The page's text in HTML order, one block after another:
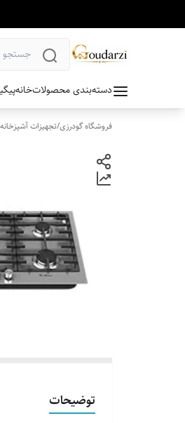
دسته‌بندی محصولاتخانه
فروشگاه گودرزی/تجهیزات آشپزخانه
توضیحات